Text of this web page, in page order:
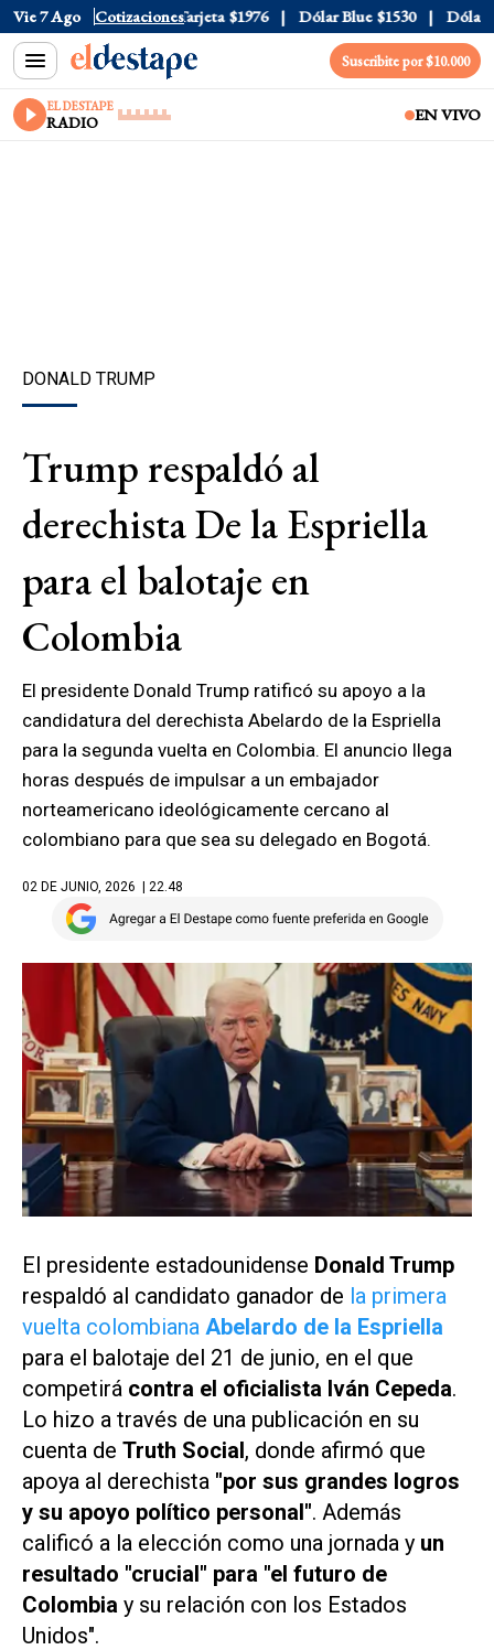
Vie 7 Ago Cotizaciones
$1520 Dólar Tarjeta $1976 Dólar Blue $1530 Dólar
Suscribite por $10.000
EL DESTAPE
RADIO EN VIVO
DONALD TRUMP
Trump respaldó al
derechista De la Espriella
para el balotaje en
Colombia
El presidente Donald Trump ratificó su apoyo a la
candidatura del derechista Abelardo de la Espriella
para la segunda vuelta en Colombia. El anuncio llega
horas después de impulsar a un embajador
norteamericano ideológicamente cercano al
colombiano para que sea su delegado en Bogotá.
02 DE JUNIO, 2026 | 22.48
El presidente estadounidense Donald Trump
respaldó al candidato ganador de la primera
vuelta colombiana Abelardo de la Espriella
para el balotaje del 21 de junio, en el que
competirá contra el oficialista Iván Cepeda.
Lo hizo a través de una publicación en su
cuenta de Truth Social, donde afirmó que
apoya al derechista "por sus grandes logros
y su apoyo político personal". Además
calificó a la elección como una jornada y un
resultado "crucial" para "el futuro de
Colombia y su relación con los Estados
Unidos".